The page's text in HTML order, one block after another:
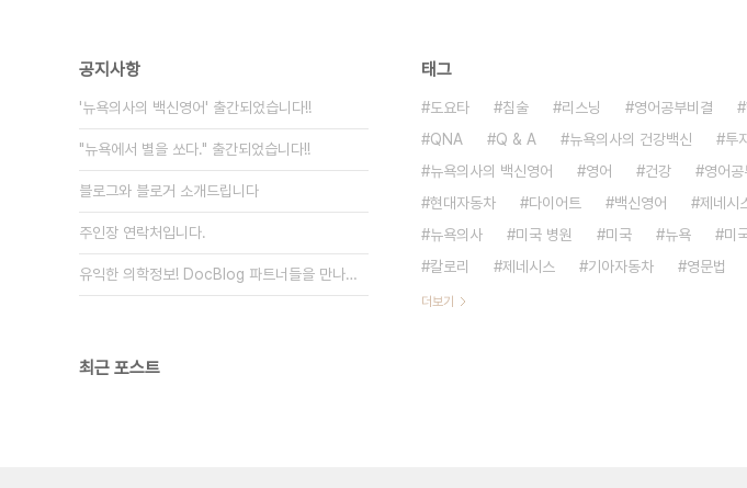
공지사항
'뉴욕의사의 백신영어' 출간되었습니다!!
"뉴욕에서 별을 쏘다." 출간되었습니다!!
블로그와 블로거 소개드립니다
주인장 연락처입니다.
유익한 의학정보! DocBlog 파트너들을 만나보세요.
최근 포스트
태그
도요타 침술 리스닝 영어공부비결
QNA
Q & A 뉴욕의사의 건강백신 투
뉴욕의사의 백신영어
영어 건강 영어
현대자동차
다이어트 백신영어 제네시
뉴욕의사
미국 병원 미국 뉴욕 미
칼로리
제네시스 기아자동차 영문법
더보기